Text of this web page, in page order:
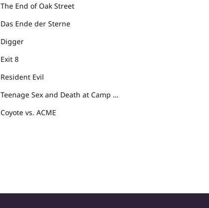
The End of Oak Street
Das Ende der Sterne
Digger
Exit 8
Resident Evil
Teenage Sex and Death at Camp Miasma
Coyote vs. ACME